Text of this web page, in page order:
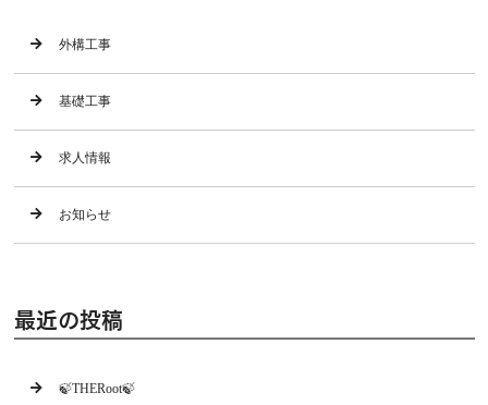
外構工事
基礎工事
求人情報
お知らせ
最近の投稿
🍃THERoot🍃